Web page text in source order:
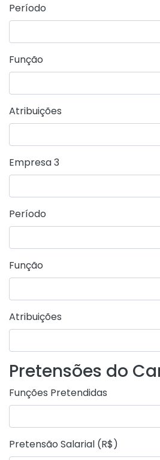
Período
Função
Atribuições
Empresa 3
Período
Função
Atribuições
Pretensões do
Funções Pretendidas
Pretensão Salarial (R$)